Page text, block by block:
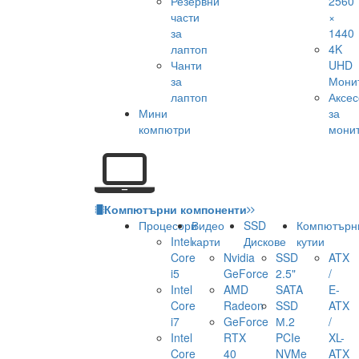
части
за
лаптоп
Чанти
за
лаптоп
Мини
компютри
×
1440
4K
UHD
за
Компютърни компоненти
Процесори
Intel
Core
i5
Intel
Core
i7
Intel
Core
Видео
карти
Nvidia
GeForce
AMD
Radeon
GeForce
RTX
40
SSD
Дискове
SSD
2.5"
SATA
SSD
М.2
PCIe
NVMe
кутии
ATX
/
E-
ATX
/
XL-
ATX